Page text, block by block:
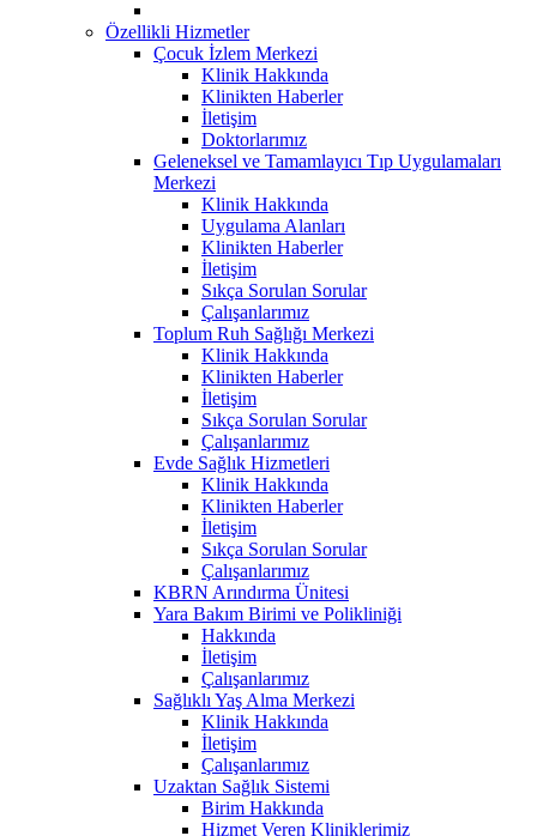
Özellikli Hizmetler
Çocuk İzlem Merkezi
Klinik Hakkında
Klinikten Haberler
İletişim
Doktorlarımız
Geleneksel ve Tamamlayıcı Tıp Uygulamaları
Merkezi
Klinik Hakkında
Uygulama Alanları
Klinikten Haberler
İletişim
Sıkça Sorulan Sorular
Çalışanlarımız
Toplum Ruh Sağlığı Merkezi
Klinik Hakkında
Klinikten Haberler
İletişim
Sıkça Sorulan Sorular
Çalışanlarımız
Evde Sağlık Hizmetleri
Klinik Hakkında
Klinikten Haberler
İletişim
Sıkça Sorulan Sorular
Çalışanlarımız
KBRN Arındırma Ünitesi
Yara Bakım Birimi ve Polikliniği
Hakkında
İletişim
Çalışanlarımız
Sağlıklı Yaş Alma Merkezi
Klinik Hakkında
İletişim
Çalışanlarımız
Uzaktan Sağlık Sistemi
Birim Hakkında
Hizmet Veren Kliniklerimiz